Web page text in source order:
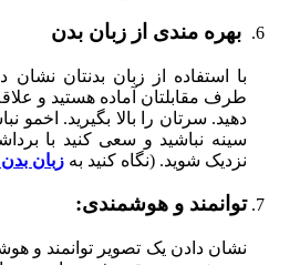
بهره مندی از زبان بدن
با استفاده از زبان بدنتان
طرف مقابلتان آماده هستید و
دهید. سرتان را بالا بگیرید. اخمو
سینه نباشید و سعی کنید با
نزدیک شوید. (نگاه کنید به زبان
توانمند و هوشمندی:
نشان دادن یک تصویر توانمند و